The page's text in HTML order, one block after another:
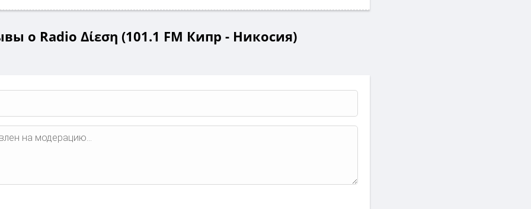
о Radio Δίεση (101.1 FM Кипр - Никосия)